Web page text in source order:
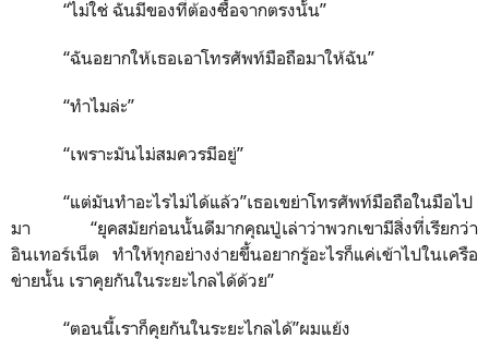
“ไม่ใช่ ฉันมีของที่ต้องซื้อจากตรงนั้น”
“ฉันอยากให้เธอเอาโทรศัพท์มือถือมาให้ฉัน”
“ทำไมล่ะ”
“เพราะมันไม่สมควรมีอยู่”
“แต่มันทำอะไรไม่ได้แล้ว”เธอเขย่าโทรศัพท์มือถือในมือไป
มา “ยุคสมัยก่อนนั้นดีมากคุณปู่เล่าว่าพวกเขามีสิ่งที่เรียกว่า
อินเทอร์เน็ต ทำให้ทุกอย่างง่ายขึ้นอยากรู้อะไรก็แค่เข้าไปในเครือ
ข่ายนั้น เราคุยกันในระยะไกลได้ด้วย”
“ตอนนี้เราก็คุยกันในระยะไกลได้”ผมแย้ง